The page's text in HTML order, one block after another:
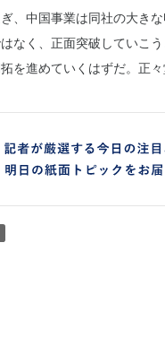
、中国事業は同社の大き
なく、正面突破していこ
を進めていくはずだ。正